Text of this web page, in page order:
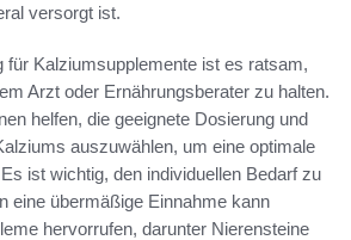
versorgt ist.
für Kalziumsupplemente ist es ratsam,
Arzt oder Ernährungsberater zu halten.
helfen, die geeignete Dosierung und
auszuwählen, um eine optimale
ist wichtig, den individuellen Bedarf zu
eine übermäßige Einnahme kann
hervorrufen, darunter Nierensteine